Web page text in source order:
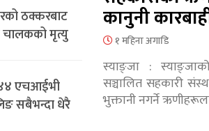
ठक्करबाट
मृत्यु
एचआईभी
सबैभन्दा धेरै
कानुनी
१ महिना अगाडि
स्याङ्जा :
सञ्चालित सहकारी
भुक्तानी नगर्ने